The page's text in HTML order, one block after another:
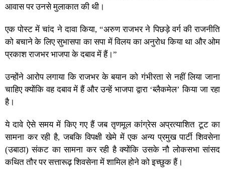
आवास पर उनसे मुलाकात की थी।
एक पोस्ट में चांद ने दावा किया, “अरुण राजभर ने पिछड़े वर्ग की राजनीति
को बचाने के लिए सुभासपा का सपा में विलय का अनुरोध किया था और ओम
प्रकाश राजभर भाजपा के दबाव में हैं।”
उन्होंने आरोप लगाया कि राजभर के बयान को गंभीरता से नहीं लिया जाना
चाहिए क्योंकि वह दबाव में हैं और उन्हें भाजपा द्वारा ‘ब्लैकमेल’ किया जा रहा
है।
ये दावे ऐसे समय में किए गए हैं जब तृणमूल कांग्रेस अप्रत्याशित टूट का
सामना कर रही है, जबकि विपक्षी खेमे में एक अन्य प्रमुख पार्टी शिवसेना
(उबाठा) संकट का सामना कर रही है क्योंकि उसके नौ लोकसभा सांसद
कथित तौर पर सत्तारूढ़ शिवसेना में शामिल होने को इच्छुक हैं।